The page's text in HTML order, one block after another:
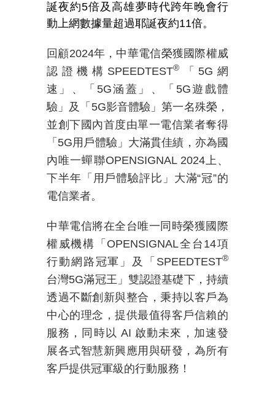
誕夜約5倍及高雄夢時代跨年晚會行
動上網數據量超過耶誕夜約11倍。
回顧2024年，中華電信榮獲 國際權威
認證機構 SPEEDTEST®「5G網
速」、「5G涵蓋」、「5G遊戲體
驗」及「5G影音體驗」第一名殊榮，
並創下國內首度由單一電信業者奪得
「5G用戶體驗」大滿貫佳績，亦為國
內唯一蟬聯OPENSIGNAL 2024上、
下半年「用戶體驗評比」大滿“冠”的
電信業者。
中華電信將在全台唯一同時榮獲國際
權威機構「OPENSIGNAL全台14項
行動網路冠軍」及「SPEEDTEST®
台灣5G滿冠王」雙認證基礎下，持續
透過不斷創新與整合，秉持以客戶為
中心的理念，提供最值得客戶信賴的
服務，同時以 AI 啟動未來，加速發
展各式智慧新興應用與研發，為所有
客戶提供冠軍級的行動服務 ！